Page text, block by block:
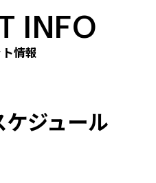
せ
技スケジュール等の
「予定枚数終了」に修
INFO
情報
ジュール